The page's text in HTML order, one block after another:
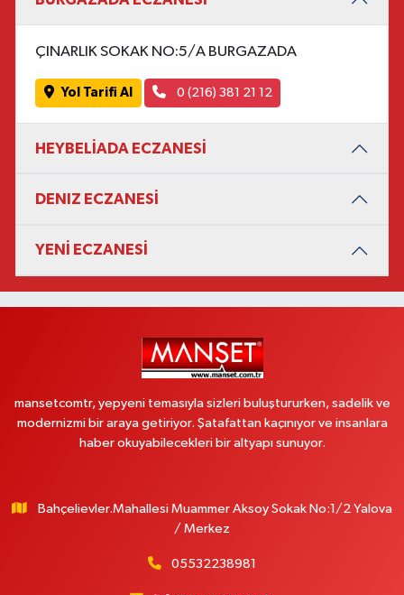
ÇINARLIK SOKAK NO:5/A BURGAZADA
Yol Tarifi Al 0 (216) 381 21 12
HEYBELİADA ECZANESİ
DENIZ ECZANESİ
YENİ ECZANESİ
mansetcomtr, yepyeni temasıyla sizleri buluştururken, sadelik ve
modernizmi bir araya getiriyor. Şatafattan kaçınıyor ve insanlara
haber okuyabilecekleri bir altyapı sunuyor.
Bahçelievler.Mahallesi Muammer Aksoy Sokak No:1/2 Yalova
/ Merkez
05532238981